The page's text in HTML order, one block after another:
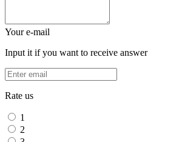
Your e-mail
Input it if you want to receive answer
Rate us
1
2